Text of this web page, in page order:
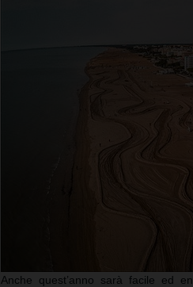
Anche quest’anno sarà facile ed